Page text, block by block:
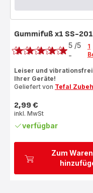
Zum
Gummifuß x1 SS-
Bewertung
mit
5
Sternen
5 /5
-
1
Leiser und
Ihrer Geräte!
Geliefert von Tefal
Preis
2,99 €
inkl. MwSt
verfügbar